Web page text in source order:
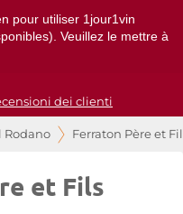
pour utiliser 1jour1vin
Veuillez le mettre à
dei clienti
Rodano Ferraton Père et
et Fils